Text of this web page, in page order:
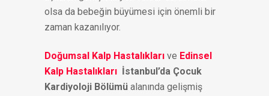
olsa da bebeğin büyümesi için önemli bir
zaman kazanılıyor.
Doğumsal Kalp Hastalıkları ve Edinsel
Kalp Hastalıkları İstanbul’da Çocuk
Kardiyoloji Bölümü alanında gelişmiş